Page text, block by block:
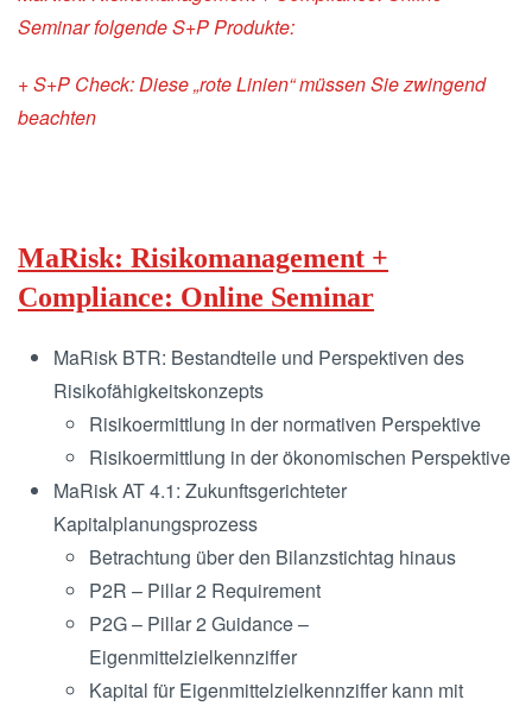
Seminar folgende S+P Produkte:
+ S+P Check: Diese „rote Linien“ müssen Sie zwingend
beachten
MaRisk: Risikomanagement +
Compliance: Online Seminar
MaRisk BTR: Bestandteile und Perspektiven des
Risikofähigkeitskonzepts
Risikoermittlung in der normativen Perspektive
Risikoermittlung in der ökonomischen Perspektive
MaRisk AT 4.1: Zukunftsgerichteter
Kapitalplanungsprozess
Betrachtung über den Bilanzstichtag hinaus
P2R – Pillar 2 Requirement
P2G – Pillar 2 Guidance –
Eigenmittelzielkennziffer
Kapital für Eigenmittelzielkennziffer kann mit